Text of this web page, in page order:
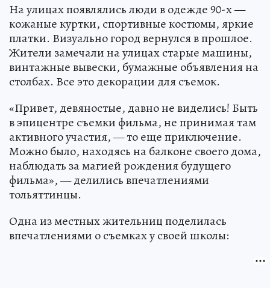
На улицах появлялись люди в одежде 90-х —
кожаные куртки, спортивные костюмы, яркие
платки. Визуально город вернулся в прошлое.
Жители замечали на улицах старые машины,
винтажные вывески, бумажные объявления на
столбах. Все это декорации для съемок.
«Привет, девяностые, давно не виделись! Быть
в эпицентре съемки фильма, не принимая там
активного участия, — то еще приключение.
Можно было, находясь на балконе своего дома,
наблюдать за магией рождения будущего
фильма», — делились впечатлениями
тольяттинцы.
Одна из местных жительниц поделилась
впечатлениями о съемках у своей школы: